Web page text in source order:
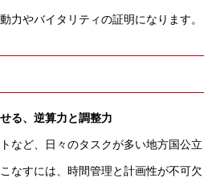
力やバイタリティの証明になります。
る、逆算力と調整力
など、日々のタスクが多い地方国公立
なすには、時間管理と計画性が不可欠